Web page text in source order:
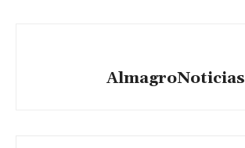
AlmagroNoticias